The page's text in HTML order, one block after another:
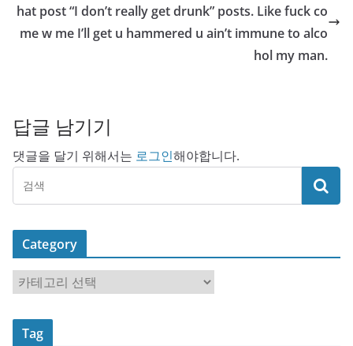
hat post “I don’t really get drunk” posts. Like fuck co
me w me I’ll get u hammered u ain’t immune to alco
hol my man.
답글 남기기
댓글을 달기 위해서는 로그인해야합니다.
Category
a
t
Tag